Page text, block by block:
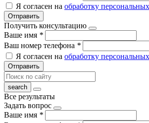
Я согласен на обработку
Отправить
Получить консультацию
Ваше имя *
Ваш номер телефона *
Я согласен на обработку
Отправить
Все результаты
Задать вопрос
Ваше имя *